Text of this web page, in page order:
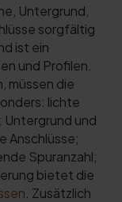
Untergrund,
sorgfältig
ist ein
und Profilen.
müssen die
lichte
und
Anschlüsse;
Spuranzahl;
bietet die
. Zusätzlich